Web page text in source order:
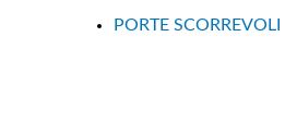
PORTE SCORREVOLI